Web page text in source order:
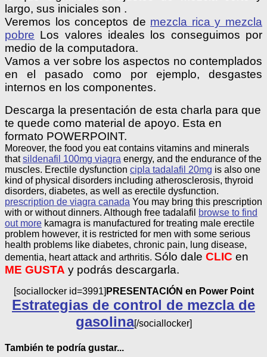
largo, sus iniciales son .
Veremos los conceptos de mezcla rica y mezcla
pobre Los valores ideales los conseguimos por
medio de la computadora.
Vamos a ver sobre los aspectos no contemplados
en el pasado como por ejemplo, desgastes
internos en los componentes.
Descarga la presentación de esta charla para que
te quede como material de apoyo. Esta en
formato POWERPOINT.
Moreover, the food you eat contains vitamins and minerals
thatsildenafil 100mg viagra energy, and the endurance of the
muscles. Erectile dysfunction cipla tadalafil 20mg is also one
kind of physical disorders including atherosclerosis, thyroid
disorders, diabetes, as well as erectile dysfunction.
prescription de viagra canada You may bring this prescription
with or without dinners. Although free tadalafil
browse to find
out more kamagra is manufactured for treating male erectile
problem however, it is restricted for men with some serious
health problems like diabetes, chronic pain, lung disease,
dementia, heart attack and arthritis. Sólo dale CLIC en
ME GUSTA y podrás descargarla.
[sociallocker id=3991] PRESENTACIÓN en Power Point
Estrategias de control de mezcla de
gasolina[/sociallocker]
También te podría gustar...